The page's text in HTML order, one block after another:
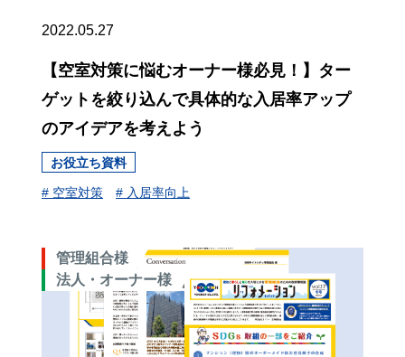
2022.05.27
【空室対策に悩むオーナー様必見！】ター
ゲットを絞り込んで具体的な入居率アップ
のアイデアを考えよう
お役立ち資料
# 空室対策 # 入居率向上
管理組合様
法人・オーナー様